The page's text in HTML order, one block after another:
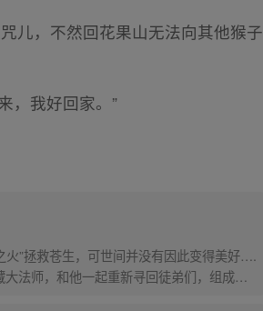
儿，不然回花果山无法向其他猴子
，我好回家。”
”拯救苍生，可世间并没有因此变得美好….
法师，和他一起重新寻回徒弟们，组成全